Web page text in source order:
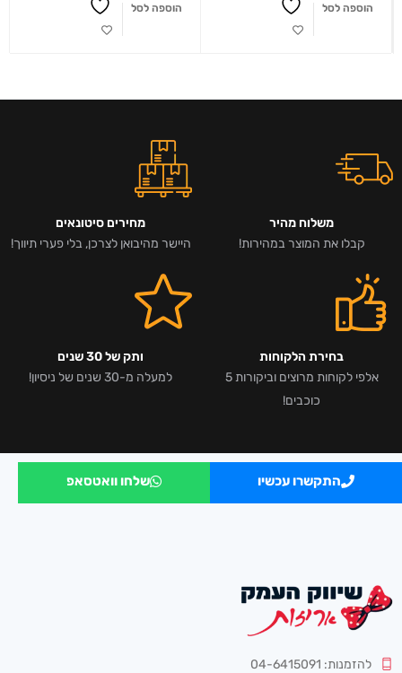
הוספה לסל הוספה לסל
משלוח מהיר
קבלו את המוצר במהירות!
מחירים סיטונאים
היישר מהיבואן לצרכן, בלי פערי תיווך!
בחירת הלקוחות
אלפי לקוחות מרוצים וביקורות 5
כוכבים!
ותק של 30 שנים
למעלה מ-30 שנים של ניסיון!
התקשרו עכשיו שלחו וואטסאפ
להזמנות: 04-6415091